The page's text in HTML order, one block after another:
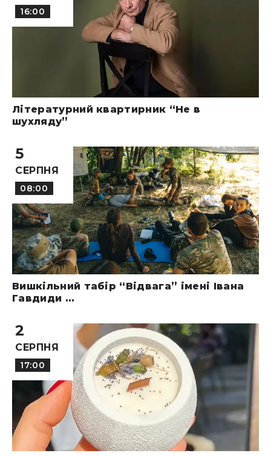
16:00
Літературний квартирник “Не в
шухляду”
5
СЕРПНЯ
08:00
Вишкільний табір “Відвага” імені Івана
Гавдиди ...
2
СЕРПНЯ
17:00